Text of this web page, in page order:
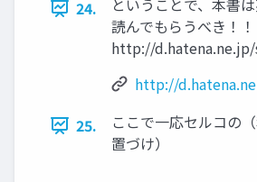
24.
ということで、本書
読んでもらうべき！！
http://
http://
25.
ここで一応セルコの
置づけ）